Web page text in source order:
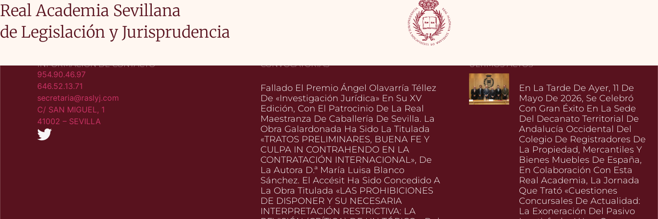
Real Academia Sevillana
de Legislación y Jurisprudencia
INFORMACIÓN DE CONTACTO
954.90.46.97
646.52.13.71
secretaria@raslyj.com
C/ SAN MIGUEL, 1
41002 – SEVILLA​
CONVOCATORIAS
Fallado El Premio Ángel Olavarría Téllez
De «Investigación Jurídica» En Su XV
Edición, Con El Patrocinio De La Real
Maestranza De Caballería De Sevilla. La
Obra Galardonada Ha Sido La Titulada
«TRATOS PRELIMINARES, BUENA FE Y
CULPA IN CONTRAHENDO EN LA
CONTRATACIÓN INTERNACIONAL», De
La Autora D.ª María Luisa Blanco
Sánchez. El Accésit Ha Sido Concedido A
La Obra Titulada «LAS PROHIBICIONES
DE DISPONER Y SU NECESARIA
INTERPRETACIÓN RESTRICTIVA: LA
ÚLTIMOS ACTOS
En La Tarde De Ayer, 11 De
Mayo De 2026, Se Celebró
Con Gran Éxito En La Sede
Del Decanato Territorial De
Andalucía Occidental Del
Colegio De Registradores De
La Propiedad, Mercantiles Y
Bienes Muebles De España,
En Colaboración Con Esta
Real Academia, La Jornada
Que Trató «Cuestiones
Concursales De Actualidad:
La Exoneración Del Pasivo